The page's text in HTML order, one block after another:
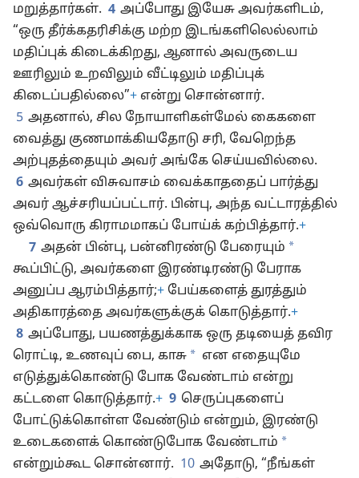
மறுத்தார்கள். 4 அப்போது இயேசு அவர்களிடம்,
“ஒரு தீர்க்கதரிசிக்கு மற்ற இடங்களிலெல்லாம்
மதிப்புக் கிடைக்கிறது, ஆனால் அவருடைய
ஊரிலும் உறவிலும் வீட்டிலும் மதிப்புக்
கிடைப்பதில்லை”+ என்று சொன்னார்.
5 அதனால், சில நோயாளிகள்மேல் கைகளை
வைத்து குணமாக்கியதோடு சரி, வேறெந்த
அற்புதத்தையும் அவர் அங்கே செய்யவில்லை.
6 அவர்கள் விசுவாசம் வைக்காததைப் பார்த்து
அவர் ஆச்சரியப்பட்டார். பின்பு, அந்த வட்டாரத்தில்
ஒவ்வொரு கிராமமாகப் போய்க் கற்பித்தார்.+
7 அதன் பின்பு, பன்னிரண்டு பேரையும் *
கூப்பிட்டு, அவர்களை இரண்டிரண்டு பேராக
அனுப்ப ஆரம்பித்தார்;+ பேய்களைத் துரத்தும்
அதிகாரத்தை அவர்களுக்குக் கொடுத்தார்.+
8 அப்போது, பயணத்துக்காக ஒரு தடியைத் தவிர
ரொட்டி, உணவுப் பை, காசு * என எதையுமே
எடுத்துக்கொண்டு போக வேண்டாம் என்று
கட்டளை கொடுத்தார்.+ 9 செருப்புகளைப்
போட்டுக்கொள்ள வேண்டும் என்றும், இரண்டு
உடைகளைக் கொண்டுபோக வேண்டாம் *
என்றும்கூட சொன்னார். 10 அதோடு, “நீங்கள்